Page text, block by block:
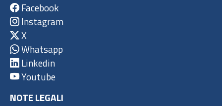
Facebook
Instagram
X
Whatsapp
Linkedin
Youtube
NOTE LEGALI